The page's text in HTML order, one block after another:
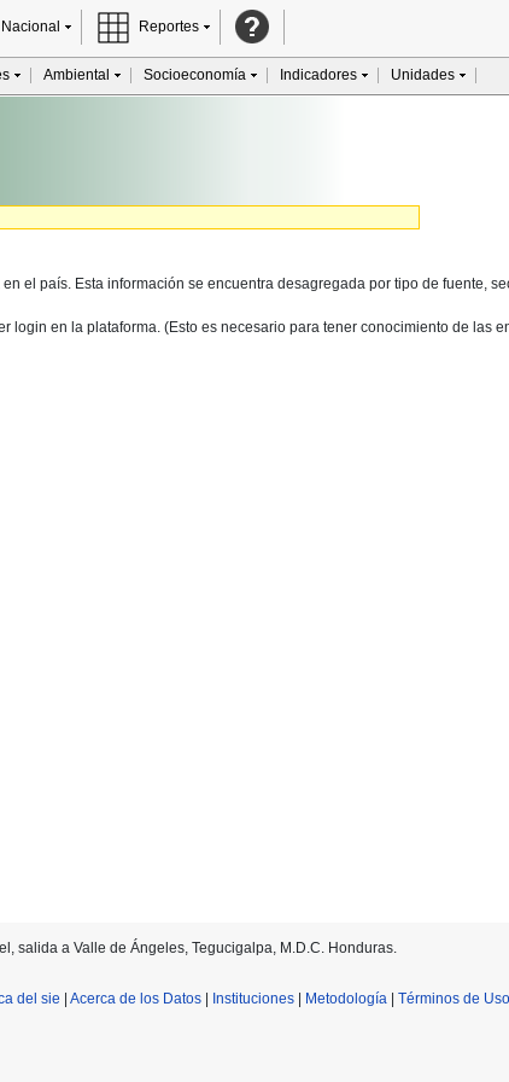
Reportes
Ambiental Socioeconomía Indicadores Unidades
el país. Esta información se encuentra desagregada por tipo de fuente,
login en la plataforma. (Esto es necesario para tener conocimiento de las
salida a Valle de Ángeles, Tegucigalpa, M.D.C. Honduras.
del sie
Acerca de los Datos Instituciones Metodología Términos de Uso